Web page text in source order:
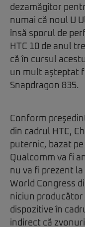
dezamăgitor
numai că noul U
însă sporul de
HTC 10 de anul
că în cursul
un mult aşteptat
Snapdragon 835.
Conform
din cadrul HTC,
puternic, bazat
Qualcomm va fi
nu va fi prezent
World Congress
niciun producător
dispozitive în
indirect că